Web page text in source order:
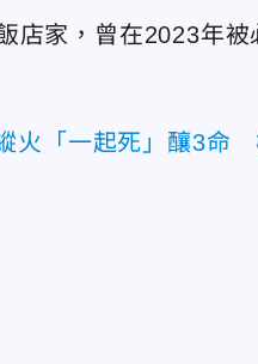
店家，曾在2023年
火「一起死」釀3命